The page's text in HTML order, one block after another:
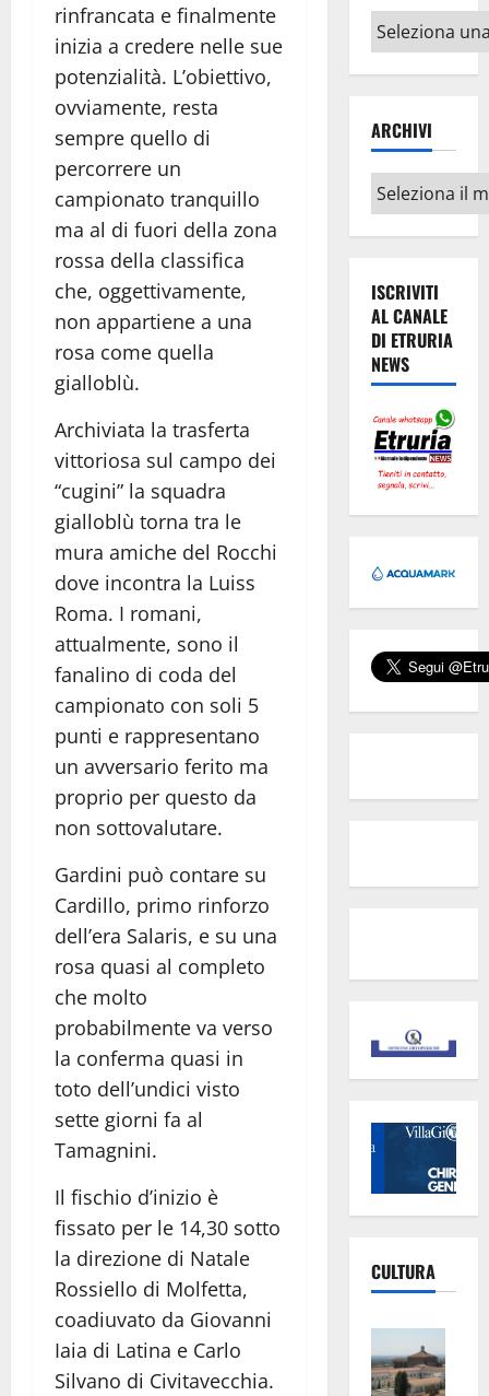
rinfrancata e finalmente
inizia a credere nelle sue
potenzialità. L’obiettivo,
ovviamente, resta
sempre quello di
percorrere un
campionato tranquillo
ma al di fuori della zona
rossa della classifica
che, oggettivamente,
non appartiene a una
rosa come quella
gialloblù.
Archiviata la trasferta
vittoriosa sul campo dei
“cugini” la squadra
gialloblù torna tra le
mura amiche del Rocchi
dove incontra la Luiss
Roma. I romani,
attualmente, sono il
fanalino di coda del
campionato con soli 5
punti e rappresentano
un avversario ferito ma
proprio per questo da
non sottovalutare.
Gardini può contare su
Cardillo, primo rinforzo
dell’era Salaris, e su una
rosa quasi al completo
che molto
probabilmente va verso
la conferma quasi in
toto dell’undici visto
sette giorni fa al
Tamagnini.
Il fischio d’inizio è
fissato per le 14,30 sotto
la direzione di Natale
Rossiello di Molfetta,
coadiuvato da Giovanni
Iaia di Latina e Carlo
Silvano di Civitavecchia.
Altri
argomenti
ARCHIVI
Archivi
ISCRIVITI
AL CANALE
DI ETRURIA
NEWS
CULTURA